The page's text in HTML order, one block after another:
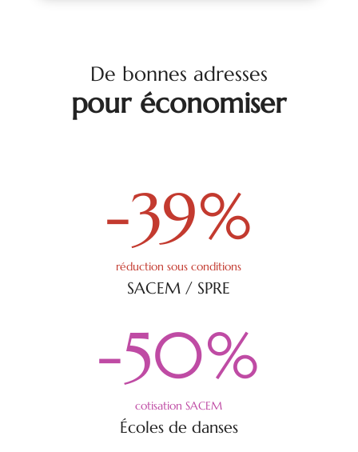
De bonnes adresses
pour économiser
-39%
réduction sous conditions
SACEM / SPRE
-50%
cotisation SACEM
Écoles de danses